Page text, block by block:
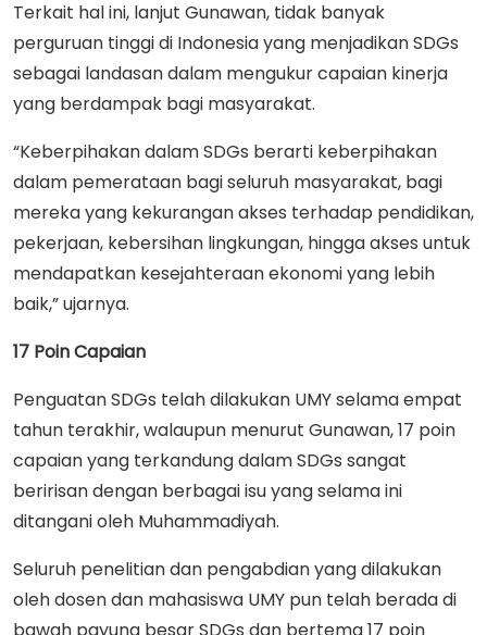
Terkait hal ini, lanjut Gunawan, tidak banyak
perguruan tinggi di Indonesia yang menjadikan SDGs
sebagai landasan dalam mengukur capaian kinerja
yang berdampak bagi masyarakat.
“Keberpihakan dalam SDGs berarti keberpihakan
dalam pemerataan bagi seluruh masyarakat, bagi
mereka yang kekurangan akses terhadap pendidikan,
pekerjaan, kebersihan lingkungan, hingga akses untuk
mendapatkan kesejahteraan ekonomi yang lebih
baik,” ujarnya.
17 Poin Capaian
Penguatan SDGs telah dilakukan UMY selama empat
tahun terakhir, walaupun menurut Gunawan, 17 poin
capaian yang terkandung dalam SDGs sangat
beririsan dengan berbagai isu yang selama ini
ditangani oleh Muhammadiyah.
Seluruh penelitian dan pengabdian yang dilakukan
oleh dosen dan mahasiswa UMY pun telah berada di
bawah payung besar SDGs dan bertema 17 poin